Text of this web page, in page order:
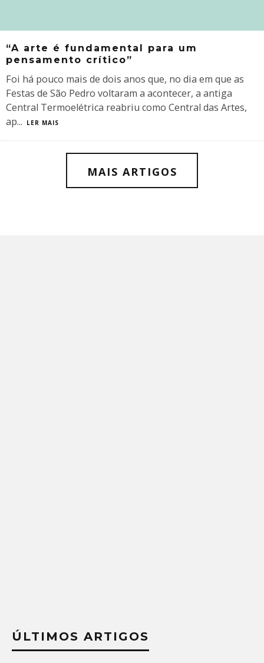
“A arte é fundamental para um
pensamento crítico”
Foi há pouco mais de dois anos que, no dia em que as
Festas de São Pedro voltaram a acontecer, a antiga
Central Termoelétrica reabriu como Central das Artes,
ap... LER MAIS
MAIS ARTIGOS
ÚLTIMOS ARTIGOS